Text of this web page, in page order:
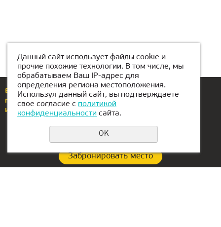
Еcли у вас возникли вопросы или предложения,
позвоните по номеру +375(29)765-22-50
или напишите намbrest@kiber-one.com
Забронировать место
Данный сайт использует файлы cookie и
прочие похожие технологии. В том числе, мы
обрабатываем Ваш IP-адрес для
определения региона местоположения.
Используя данный сайт, вы подтверждаете
свое согласие с политикой
конфиденциальности сайта.
OK